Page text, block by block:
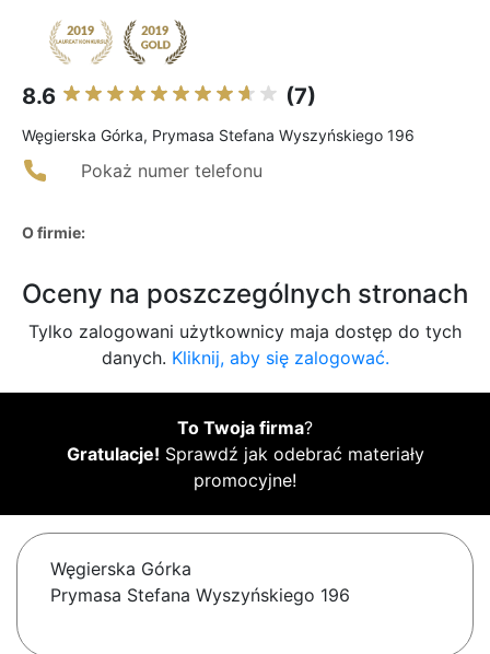
8.6 (7)
Węgierska Górka, Prymasa Stefana Wyszyńskiego 196
Pokaż numer telefonu
O firmie:
Oceny na poszczególnych stronach
Tylko zalogowani użytkownicy maja dostęp do tych
danych. Kliknij, aby się zalogować.
To Twoja firma?
Gratulacje! Sprawdź jak odebrać materiały
promocyjne!
Węgierska Górka
Prymasa Stefana Wyszyńskiego 196